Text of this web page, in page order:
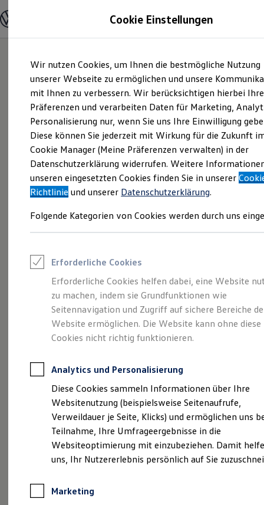
Hauptinhalt
springen
Footer
springen
Modelle und Konfigurator
Modelle vergleichen
Elektroautos
ENERGY Sondermodelle
Nutzfahrzeuge
SUV und CUV
Familienautos
Kombis
Kompaktwagen
Sportwagen
Schnell verfügbare Fahrzeuge
Angebote und Produkte
Aktuelle Angebote
E-Auto-Förderung
Volkswagen Marktplatz
Junge Gebrauchtwagen und Gebrauchtwagen
Saisonangebote
Leasing
Leasing-Angebote
Gebrauchtwagen Leasing
Junge Gebrauchtwagen-Leasing
Elektroauto Leasing
Kleinwagen-Leasing
Leasing ohne Anzahlung
Autokredit mit Schlussrate
Versicherungen und Garantien
Kfz-Versicherung
Restschuldversicherungen
Garantien
Wartungsverträge
Geschäftskunden
Professional Class bei Volkswagen
Großkunden
Behörden
Anpfiff zum Gewinn
Eleganzschön
großartig. Der Passat.
Cookie Einstellungen
Wir nutzen Cookies, um Ihnen die bestmögliche Nutzung
unserer Webseite zu ermöglichen und unsere
mit Ihnen zu verbessern. Wir berücksichtigen hierbei Ihre
Präferenzen und verarbeiten Daten für Marketing,
Personalisierung nur, wenn Sie uns Ihre Einwilligung
Diese können Sie jederzeit mit Wirkung für die Zukunft
Cookie Manager (Meine Präferenzen verwalten) in der
Datenschutzerklärung widerrufen. Weitere
unseren eingesetzten Cookies finden Sie in unserer
Richtlinie und unserer Datenschutzerklärung.
Folgende Kategorien von Cookies werden durch uns
Erforderliche Cookies
Erforderliche Cookies helfen dabei, eine Website
zu machen, indem sie Grundfunktionen wie
Seitennavigation und Zugriff auf sichere Bereiche
Website ermöglichen. Die Website kann ohne diese
Cookies nicht richtig funktionieren.
Analytics und Personalisierung
Diese Cookies sammeln Informationen über Ihre
Websitenutzung (beispielsweise Seitenaufrufe,
Verweildauer je Seite, Klicks) und ermöglichen uns
Teilnahme, Ihre Umfrageergebnisse in die
Websiteoptimierung mit einzubeziehen. Damit
uns, Ihr Nutzererlebnis persönlich auf Sie
Marketing